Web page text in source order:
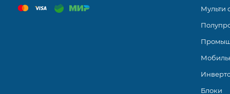
фильтрами тонкой очистки, биполярными
Мульти
Блоки